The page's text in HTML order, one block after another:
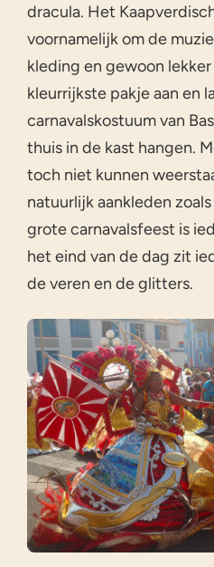
dracula. Het
voornamelijk om de
kleding en gewoon lekker
kleurrijkste pakje aan en
carnavalskostuum van
thuis in de kast hangen.
toch niet kunnen
natuurlijk aankleden
grote carnavalsfeest is
het eind van de dag zit
de veren en de glitters.